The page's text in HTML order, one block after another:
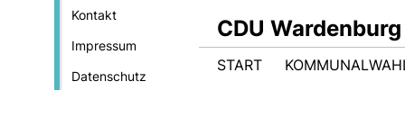
Kontakt
Impressum
Datenschutz
CDU Wardenburg
START